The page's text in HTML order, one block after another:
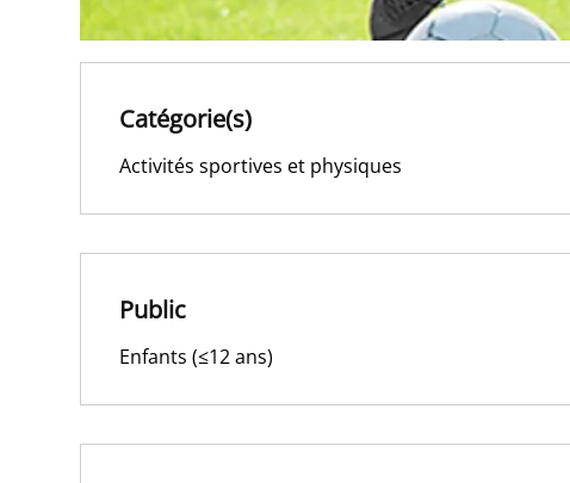
Catégorie(s)
Activités sportives et physiques
Public
Enfants (≤12 ans)